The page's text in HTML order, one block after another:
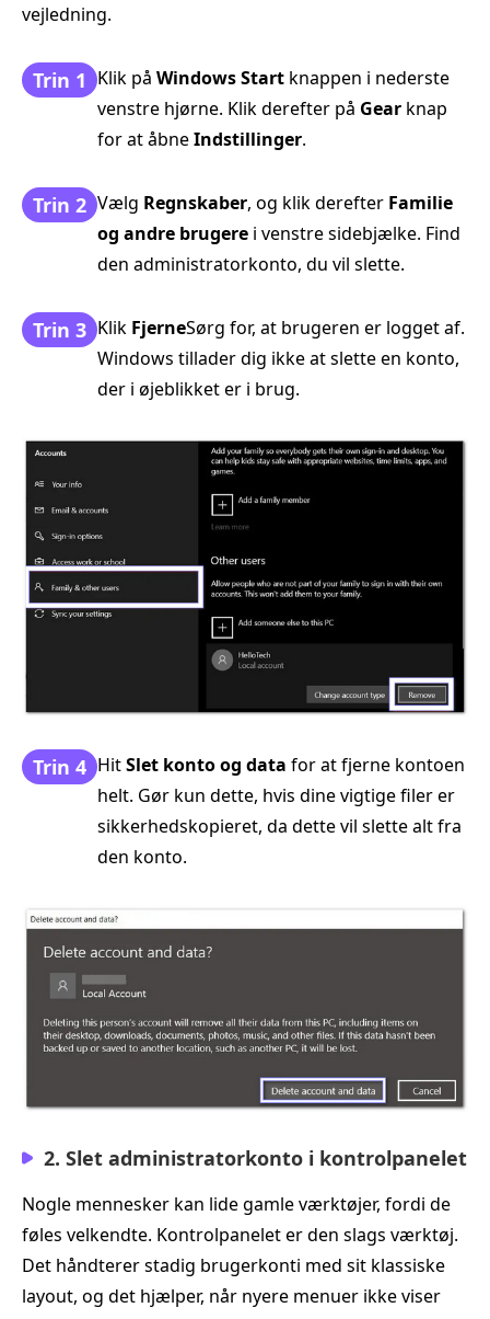
vejledning.
Trin 1 Klik på Windows Start knappen i nederste
venstre hjørne. Klik derefter på Gear knap
for at åbneIndstillinger.
Trin 2 Vælg Regnskaber, og klik derefter Familie
og andre brugere i venstre sidebjælke. Find
den administratorkonto, du vil slette.
Trin 3 Klik FjerneSørg for, at brugeren er logget af.
Windows tillader dig ikke at slette en konto,
der i øjeblikket er i brug.
Trin 4 HitSlet konto og data for at fjerne kontoen
helt. Gør kun dette, hvis dine vigtige filer er
sikkerhedskopieret, da dette vil slette alt fra
den konto.
2. Slet administratorkonto i kontrolpanelet
Nogle mennesker kan lide gamle værktøjer, fordi de
føles velkendte. Kontrolpanelet er den slags værktøj.
Det håndterer stadig brugerkonti med sit klassiske
layout, og det hjælper, når nyere menuer ikke viser